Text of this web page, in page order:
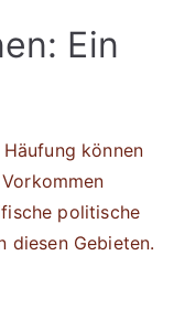
Ein
können
politische
diesen Gebieten.